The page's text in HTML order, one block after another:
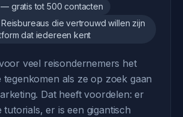
— gratis tot 500 contacten
die vertrouwd willen zijn
dat iedereen kent
veel reisondernemers het
tegenkomen als ze op zoek gaan
Dat heeft voordelen: er
tutorials, er is een gigantisch